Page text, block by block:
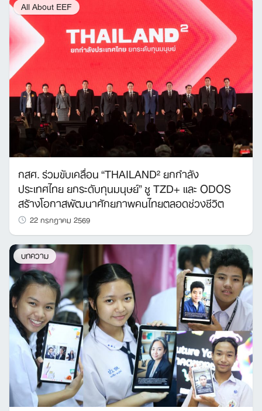
All About EEF
กสศ. ร่วมขับเคลื่อน “THAILAND² ยกกำลัง
ประเทศไทย ยกระดับทุนมนุษย์” ชู TZD+ และ ODOS
สร้างโอกาสพัฒนาศักยภาพคนไทยตลอดช่วงชีวิต
22 กรกฎาคม 2569
บทความ